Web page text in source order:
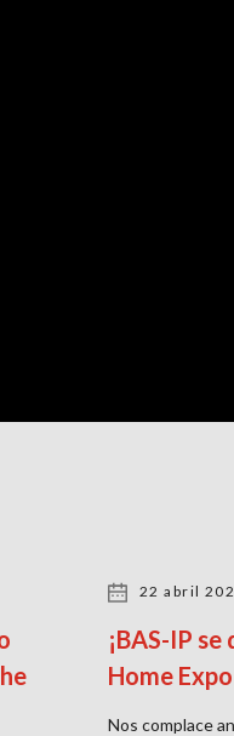
22 abril
¡BAS-IP
Home
Nos complace